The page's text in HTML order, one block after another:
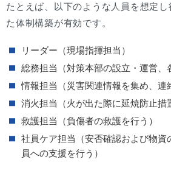
たとえば、以下のような人員を想定
た体制構築が有効です。
リーダー（現場指揮担当）
総務担当（対策本部の設立・運営、
情報担当（災害関連情報を集め、連
消火担当（火が出た際に延焼防止措
救護担当（負傷者の救護を行う）
社員ケア担当（安否確認および物資
員への支援を行う）